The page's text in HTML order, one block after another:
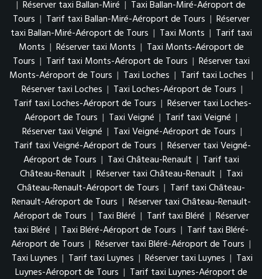
| Réserver taxi Ballan-Miré | Taxi Ballan-Miré-Aéroport de
Tours | Tarif taxi Ballan-Miré-Aéroport de Tours | Réserver
taxi Ballan-Miré-Aéroport de Tours | Taxi Monts | Tarif taxi
Monts | Réserver taxi Monts | Taxi Monts-Aéroport de
Tours | Tarif taxi Monts-Aéroport de Tours | Réserver taxi
Monts-Aéroport de Tours | Taxi Loches | Tarif taxi Loches |
Réserver taxi Loches | Taxi Loches-Aéroport de Tours |
Tarif taxi Loches-Aéroport de Tours | Réserver taxi Loches-
Aéroport de Tours | Taxi Veigné | Tarif taxi Veigné |
Réserver taxi Veigné | Taxi Veigné-Aéroport de Tours |
Tarif taxi Veigné-Aéroport de Tours | Réserver taxi Veigné-
Aéroport de Tours | Taxi Château-Renault | Tarif taxi
Château-Renault | Réserver taxi Château-Renault | Taxi
Château-Renault-Aéroport de Tours | Tarif taxi Château-
Renault-Aéroport de Tours | Réserver taxi Château-Renault-
Aéroport de Tours | Taxi Bléré | Tarif taxi Bléré | Réserver
taxi Bléré | Taxi Bléré-Aéroport de Tours | Tarif taxi Bléré-
Aéroport de Tours | Réserver taxi Bléré-Aéroport de Tours |
Taxi Luynes | Tarif taxi Luynes | Réserver taxi Luynes | Taxi
Luynes-Aéroport de Tours | Tarif taxi Luynes-Aéroport de